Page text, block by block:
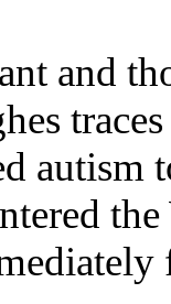
and
autism